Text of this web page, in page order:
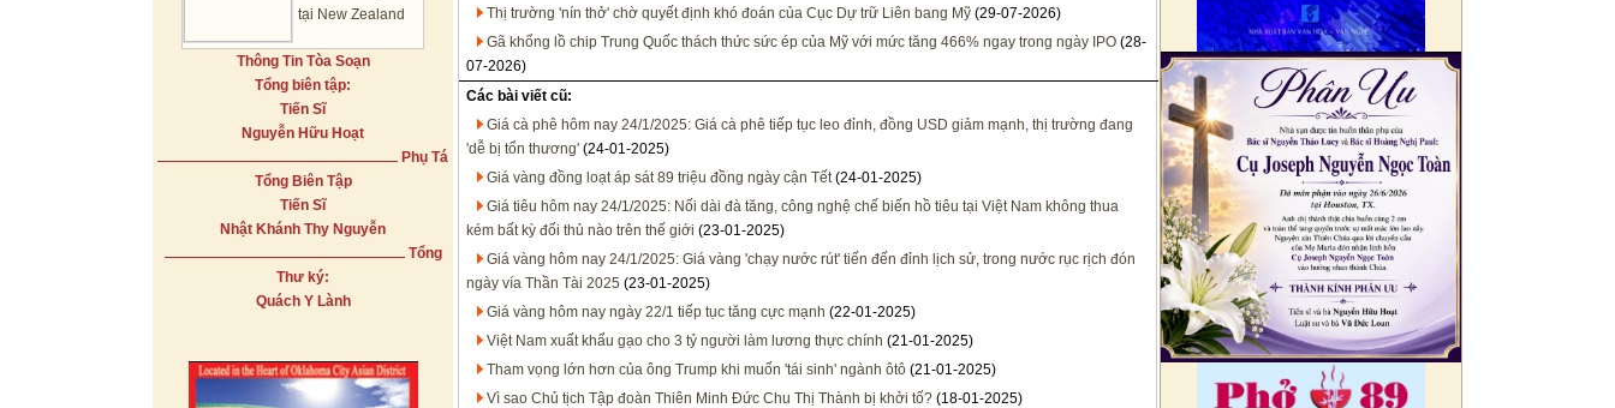
tại New Zealand
Thông Tin Tòa Soạn
Tổng biên tập:
Tiến Sĩ
Nguyễn Hữu Hoạt
Phụ Tá
Tổng Biên Tập
Tiến Sĩ
Nhật Khánh Thy Nguyễn
Tổng
Thư ký:
Quách Y Lành
Thị trường 'nín thở' chờ quyết định khó đoán của Cục Dự trữ Liên bang Mỹ (29-07-2026)
Gã khổng lồ chip Trung Quốc thách thức sức ép của Mỹ với mức tăng 466% ngay trong ngày IPO (28-
07-2026)
Các bài viết cũ:
Giá cà phê hôm nay 24/1/2025: Giá cà phê tiếp tục leo đỉnh, đồng USD giảm mạnh, thị trường đang
'dễ bị tổn thương' (24-01-2025)
Giá vàng đồng loạt áp sát 89 triệu đồng ngày cận Tết(24-01-2025)
Giá tiêu hôm nay 24/1/2025: Nối dài đà tăng, công nghệ chế biến hồ tiêu tại Việt Nam không thua
kém bất kỳ đối thủ nào trên thế giới (23-01-2025)
Giá vàng hôm nay 24/1/2025: Giá vàng 'chạy nước rút' tiến đến đỉnh lịch sử, trong nước rục rịch đón
ngày vía Thần Tài 2025 (23-01-2025)
Giá vàng hôm nay ngày 22/1 tiếp tục tăng cực mạnh (22-01-2025)
Việt Nam xuất khẩu gạo cho 3 tỷ người làm lương thực chính (21-01-2025)
Tham vọng lớn hơn của ông Trump khi muốn 'tái sinh' ngành ôtô (21-01-2025)
Vì sao Chủ tịch Tập đoàn Thiên Minh Đức Chu Thị Thành bị khởi tố? (18-01-2025)